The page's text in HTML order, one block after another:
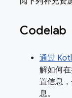
Codelab
通过
解如何
置信息
息。